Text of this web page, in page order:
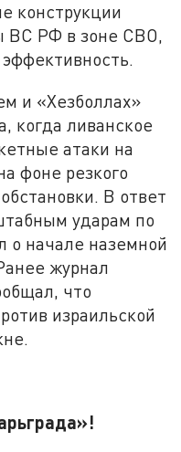
конструкции
ВС РФ в зоне СВО,
и «Хезболлах»
когда ливанское
атаки на
фоне резкого
В ответ
ударам по
о начале наземной
журнал
что
израильской